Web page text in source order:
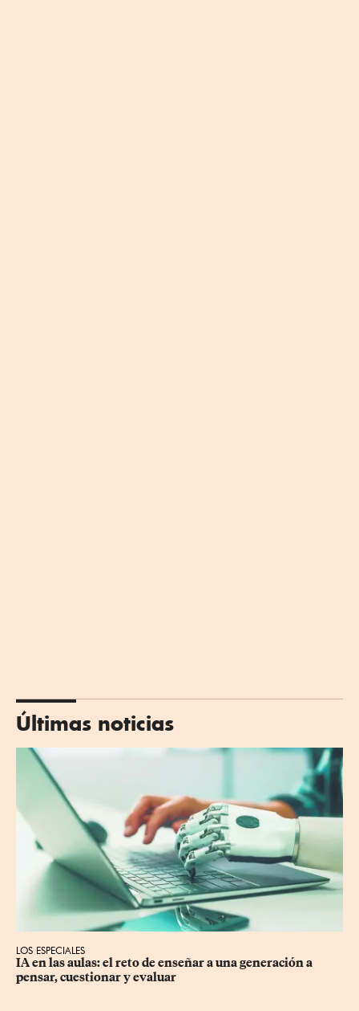
Últimas noticias
LOS ESPECIALES
IA en las aulas: el reto de enseñar a una generación a
pensar, cuestionar y evaluar